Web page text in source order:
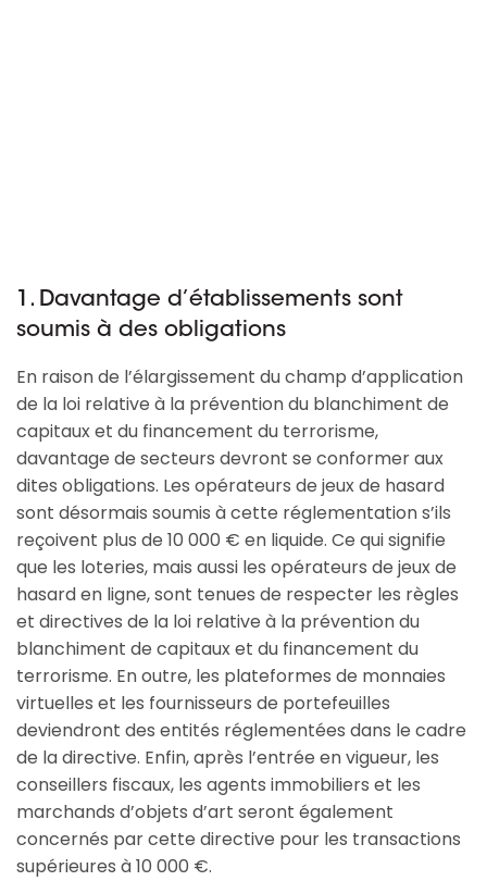
1. Davantage d’établissements sont
soumis à des obligations
En raison de l’élargissement du champ d’application
de la loi relative à la prévention du blanchiment de
capitaux et du financement du terrorisme,
davantage de secteurs devront se conformer aux
dites obligations. Les opérateurs de jeux de hasard
sont désormais soumis à cette réglementation s’ils
reçoivent plus de 10 000 € en liquide. Ce qui signifie
que les loteries, mais aussi les opérateurs de jeux de
hasard en ligne, sont tenues de respecter les règles
et directives de la loi relative à la prévention du
blanchiment de capitaux et du financement du
terrorisme. En outre, les plateformes de monnaies
virtuelles et les fournisseurs de portefeuilles
deviendront des entités réglementées dans le cadre
de la directive. Enfin, après l’entrée en vigueur, les
conseillers fiscaux, les agents immobiliers et les
marchands d’objets d’art seront également
concernés par cette directive pour les transactions
supérieures à 10 000 €.